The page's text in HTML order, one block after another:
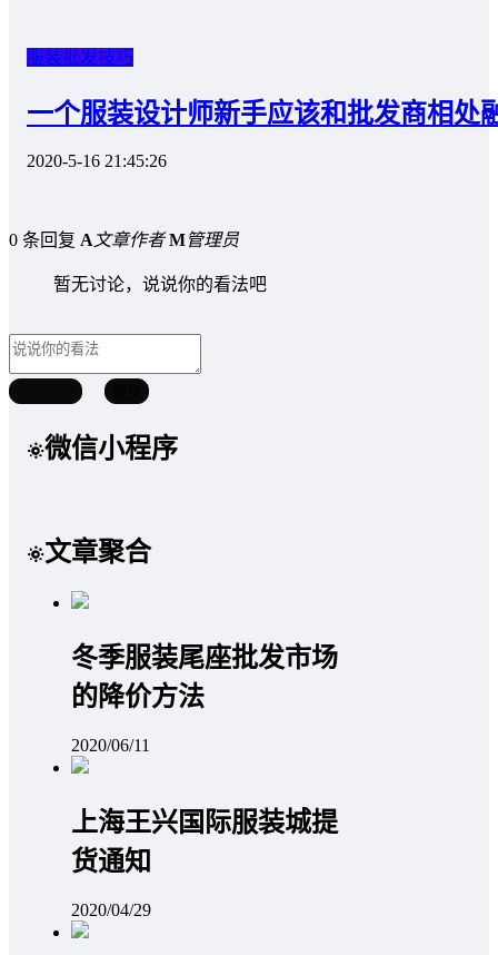
服装批发技巧
一个服装设计师新手应该和批发商相处
2020-5-16 21:45:26
0 条回复 A文章作者 M管理员
暂无讨论，说说你的看法吧
微信小程序
文章聚合
冬季服装尾座批发市场
的降价方法
2020/06/11
上海王兴国际服装城提
货通知
2020/04/29